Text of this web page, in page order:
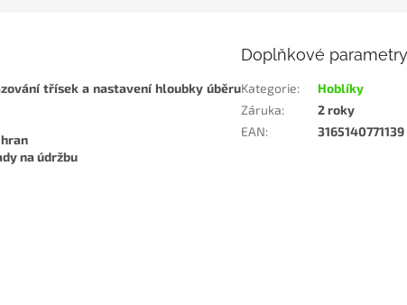
třísek a nastavení hloubky úběru
na údržbu
Doplňkové parametry
Kategorie:
Hoblíky
Záruka:
2 roky
EAN: 3165140771139